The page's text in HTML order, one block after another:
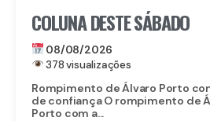
COLUNA DESTE SÁBADO
08/08/2026
378 visualizações
Rompimento de Álvaro Porto
de confiança O rompimento de
Porto com a...